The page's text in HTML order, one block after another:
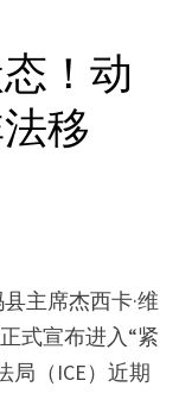
！动
移
主席杰西卡·维
式宣布进入“紧
局（ICE）近期